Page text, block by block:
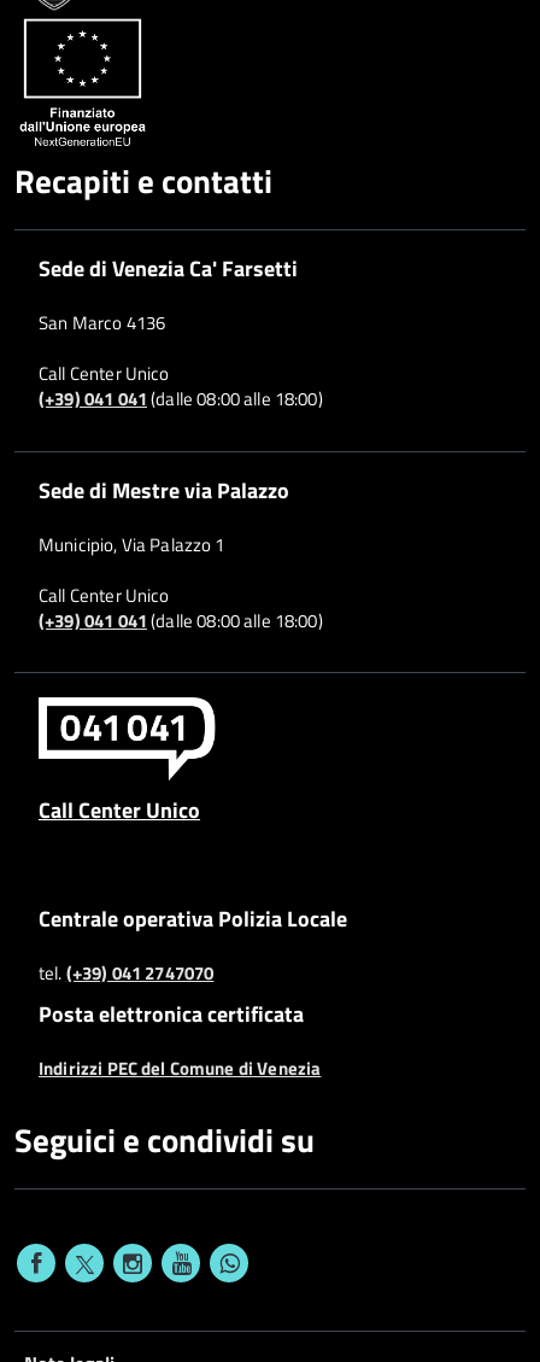
Recapiti e contatti
Sede di Venezia Ca' Farsetti
San Marco 4136
Call Center Unico
(+39) 041 041(dalle 08:00 alle 18:00)
Sede di Mestre via Palazzo
Municipio, Via Palazzo 1
Call Center Unico
(+39) 041 041(dalle 08:00 alle 18:00)
Call Center Unico
Centrale operativa Polizia Locale
tel.(+39) 041 2747070
Posta elettronica certificata
Indirizzi PEC del Comune di Venezia
Seguici e condividi su